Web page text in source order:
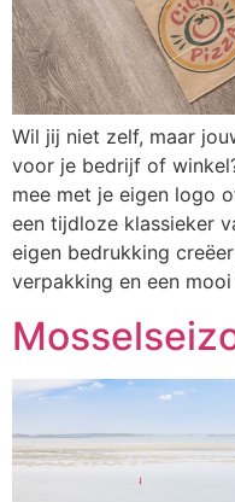
Wil jij niet zelf, maar
voor je bedrijf of
mee met je eigen logo
een tijdloze klassieker
eigen bedrukking
verpakking en een